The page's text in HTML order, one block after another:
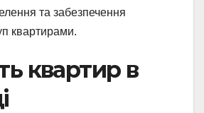
та забезпечення
квартирами.
квартир в